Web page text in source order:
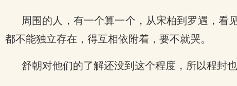
周围的人，有一个算一个，从宋柏到罗遇，看
都不能独立存在，得互相依附着，要不就哭。
舒朝对他们的了解还没到这个程度，所以程封